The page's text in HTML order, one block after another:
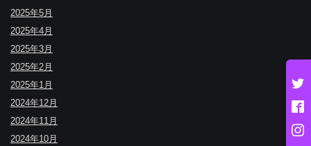
2025年5月
2025年4月
2025年3月
2025年2月
2025年1月
2024年12月
2024年11月
2024年10月